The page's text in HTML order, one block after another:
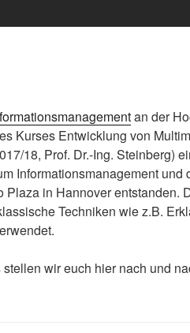
an der
Kurses Entwicklung von
18, Prof. Dr.-Ing. Steinberg)
Informationsmanagement und
Plaza in Hannover entstanden.
Techniken wie z.B.
wir euch hier nach und